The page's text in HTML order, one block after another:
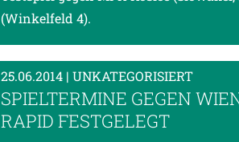
(Winkelfeld 4).
25.06.2014 | UNKATEGORISIERT
SPIELTERMINE GEGEN
RAPID FESTGELEGT